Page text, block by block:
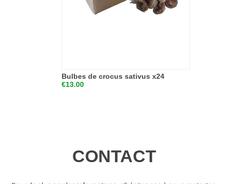
Bulbes de crocus sativus x24
€13.00
CONTACT